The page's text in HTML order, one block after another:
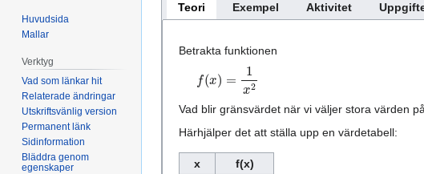
Teori Exempel Aktivitet
Betrakta funktionen
f(x = 2
Vad blir gränsvärdet när vi väljer stora värden
Härhjälper det att ställa upp en värdetabell:
x
f(x)
Huvudsida
Mallar
Verktyg
Vad som länkar hit
Relaterade ändringar
Utskriftsvänlig version
Permanent länk
Sidinformation
Bläddra genom
egenskaper